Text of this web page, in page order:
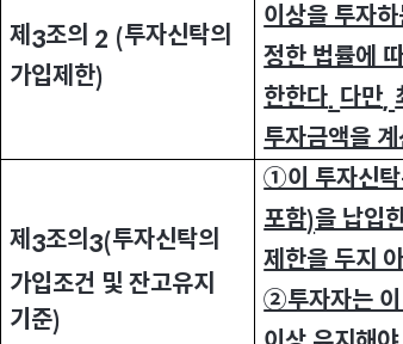
제 3조의 2 (투자신탁의
가입제한)
이상을 투자
정한 법률에
한한다.다만,
투자금액을
제 3조의 3(투자신탁의
가입조건 및 잔고유지
기준)
①이 투자신탁
포함)을 납입
제한을 두지
②투자자는 이